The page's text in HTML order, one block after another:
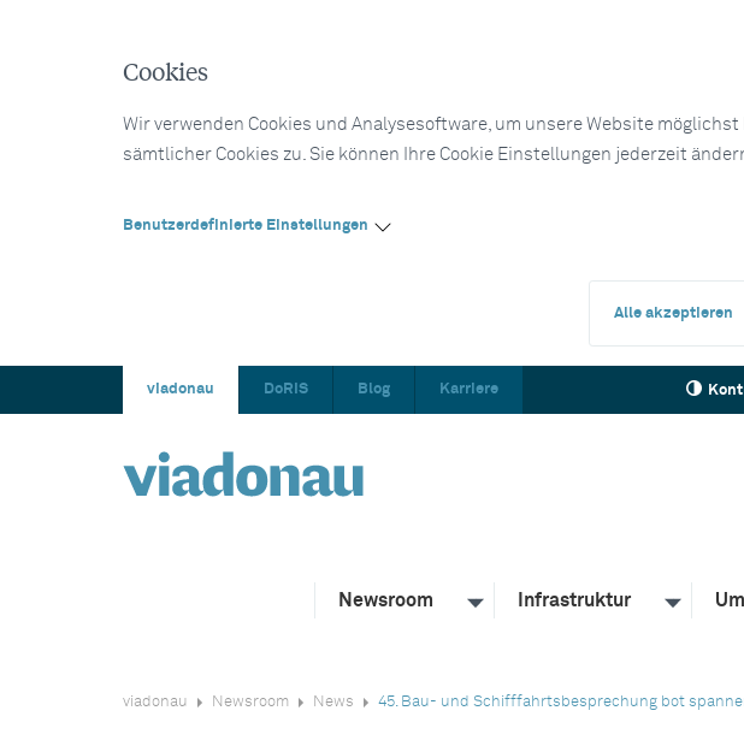
Cookies
Wir verwenden Cookies und Analysesoftware, um unsere Website
sämtlicher Cookies zu. Sie können Ihre Cookie Einstellungen jederzeit
Benutzerdefinierte Einstellungen
Alle akzeptieren
viadonau DoRIS Blog Karriere
Newsroom Infrastruktur
viadonau Newsroom News 45. Bau- und Schifffahrtsbesprechung bot